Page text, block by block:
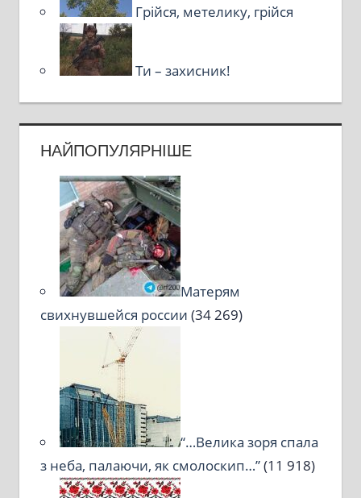
Грійся, метелику, грійся
Ти – захисник!
НАЙПОПУЛЯРНІШЕ
Матерям
свихнувшейся россии (34 269)
“…Велика зоря спала
з неба, палаючи, як смолоскип…”(11 918)